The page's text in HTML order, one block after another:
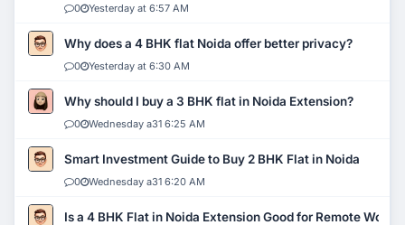
0 Yesterday at 6:57 AM
Why does a 4 BHK flat Noida offer better privacy?
0 Yesterday at 6:30 AM
Why should I buy a 3 BHK flat in Noida Extension?
0 Wednesday a31 6:25 AM
Smart Investment Guide to Buy 2 BHK Flat in Noida
0 Wednesday a31 6:20 AM
Is a 4 BHK Flat in Noida Extension Good for Remote Work?